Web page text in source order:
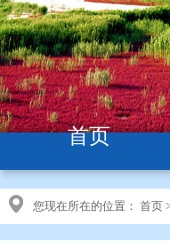
首页
您现在所在的位置： 首页